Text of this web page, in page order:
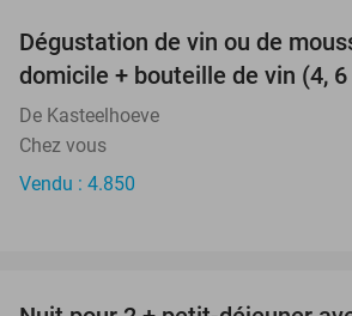
Dégustation de vin ou de
domicile + bouteille de vin (4,
De Kasteelhoeve
Chez vous
Vendu : 4.850